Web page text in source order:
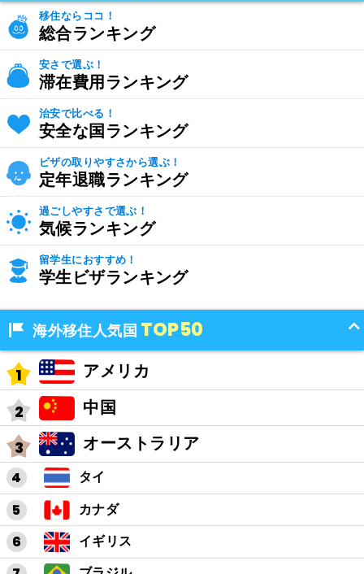
移住ならココ！
総合ランキング
安さで選ぶ！
滞在費用ランキング
治安で比べる！
安全な国ランキング
ビザの取りやすさから選ぶ！
定年退職ランキング
過ごしやすさで選ぶ！
気候ランキング
留学生におすすめ！
学生ビザランキング
海外移住人気国 TOP50
アメリカ
中国
オーストラリア
タイ
カナダ
イギリス